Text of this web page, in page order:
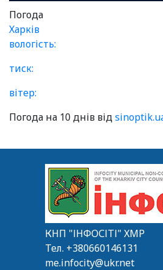
Погода
Харків
вологість:
тиск:
вітер:
Погода на 10 днів від
КНП "ІНФОСІТІ" ХМР
Тел. +380660146131
me.infocity@ukr.net